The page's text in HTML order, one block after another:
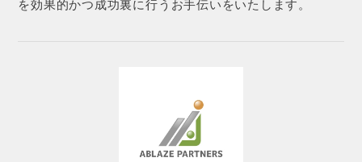
を効果的かつ成功裏に行うお手伝いをいたします。